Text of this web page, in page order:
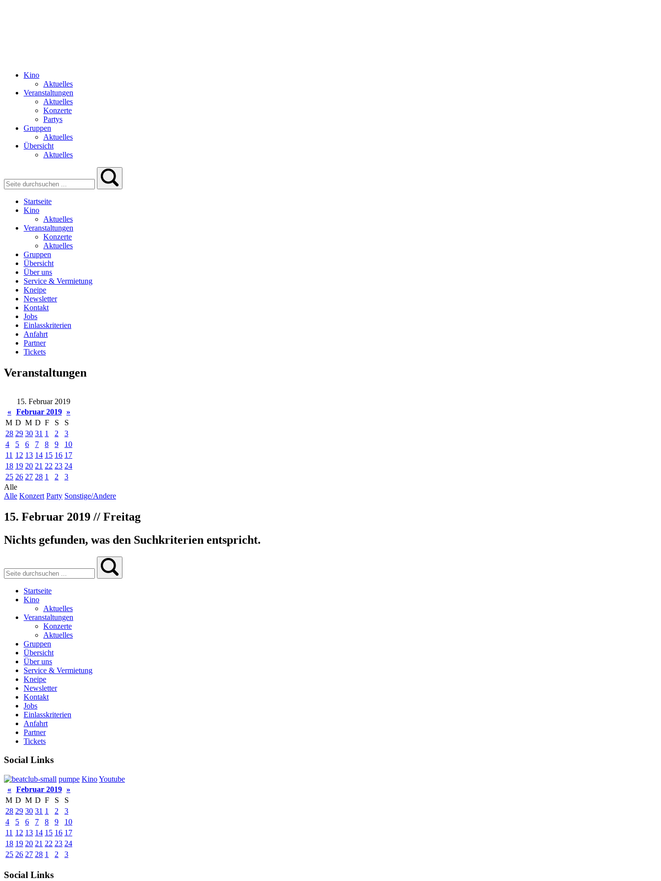
Kino
Aktuelles
Veranstaltungen
Aktuelles
Konzerte
Partys
Gruppen
Aktuelles
Übersicht
Aktuelles
Startseite
Kino
Aktuelles
Veranstaltungen
Konzerte
Aktuelles
Gruppen
Übersicht
Über uns
Service & Vermietung
Kneipe
Newsletter
Kontakt
Jobs
Einlasskriterien
Anfahrt
Partner
Tickets
Veranstaltungen
15. Februar 2019
« Februar 2019 »
M D M D F S
S
28 29 30 31 1 2
3
4
5 6 7 8 9
10
11 12 13 14 15 16 17
18 19 20 21 22 23 24
25 26 27 28 1 2
3
Alle
Alle Konzert Party Sonstige/Andere
15. Februar 2019 // Freitag
Nichts gefunden, was den Suchkriterien entspricht.
Startseite
Kino
Aktuelles
Veranstaltungen
Konzerte
Aktuelles
Gruppen
Übersicht
Über uns
Service & Vermietung
Kneipe
Newsletter
Kontakt
Jobs
Einlasskriterien
Anfahrt
Partner
Tickets
Social Links
pumpe KinoYoutube
« Februar 2019 »
M D M D F S
S
28 29 30 31 1 2
3
4
5 6 7 8 9
10
11 12 13 14 15 16 17
18 19 20 21 22 23 24
25 26 27 28 1 2 3
Social Links